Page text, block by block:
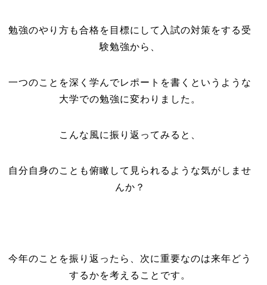
勉強のやり方も合格を目標にして入試の対策をする受
験勉強から、
一つのことを深く学んでレポートを書くというような
大学での勉強に変わりました。
こんな風に振り返ってみると、
自分自身のことも俯瞰して見られるような気がしませ
んか？
今年のことを振り返ったら、次に重要なのは来年どう
するかを考えることです。